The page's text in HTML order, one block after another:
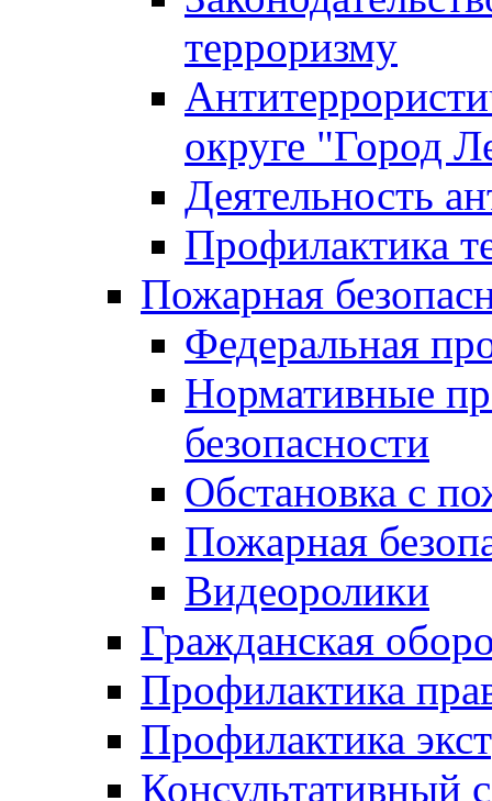
терроризму
округе "Город
Деятельность
Профилактика
Пожарная
Федеральная
Нормативные
безопасности
Обстановка с
Пожарная
Видеоролики
Гражданская
Профилактика
Профилактика
Консультативный